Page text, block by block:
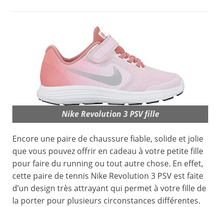
Nike Revolution 3 PSV fille
Encore une paire de chaussure fiable, solide et jolie
que vous pouvez offrir en cadeau à votre petite fille
pour faire du running ou tout autre chose. En effet,
cette paire de tennis Nike Revolution 3 PSV est faite
d’un design très attrayant qui permet à votre fille de
la porter pour plusieurs circonstances différentes.